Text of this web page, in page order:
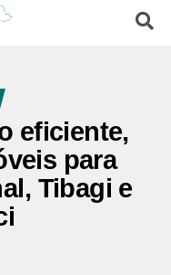
eficiente,
para
Tibagi e